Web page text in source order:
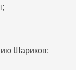
Шариков;